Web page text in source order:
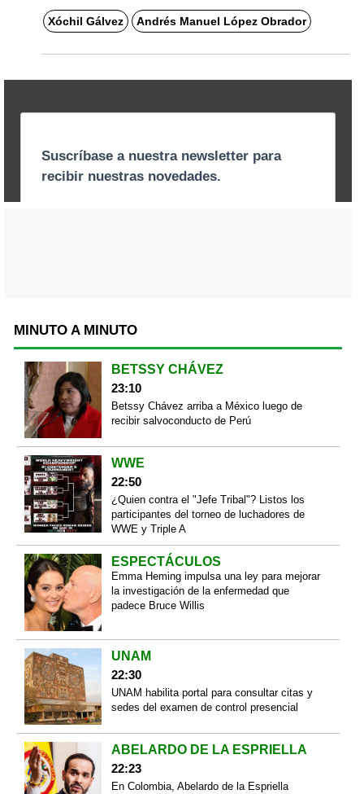
Xóchil Gálvez Andrés Manuel López Obrador
MINUTO A MINUTO
BETSSY CHÁVEZ
23:10
Betssy Chávez arriba a México luego de
recibir salvoconducto de Perú
WWE
22:50
¿Quien contra el "Jefe Tribal"? Listos los
participantes del torneo de luchadores de
WWE y Triple A
ESPECTÁCULOS
Emma Heming impulsa una ley para mejorar
la investigación de la enfermedad que
padece Bruce Willis
UNAM
22:30
UNAM habilita portal para consultar citas y
sedes del examen de control presencial
ABELARDO DE LA ESPRIELLA
22:23
En Colombia, Abelardo de la Espriella